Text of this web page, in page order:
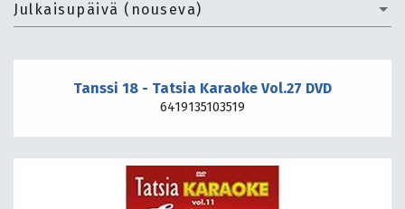
Julkaisupäivä (nouseva)
Tanssi 18 - Tatsia Karaoke Vol.27 DVD
6419135103519